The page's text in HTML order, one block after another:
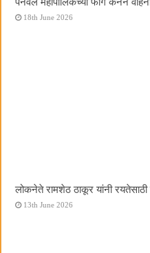
18th June 2026
लोकनेते रामशेठ ठाकूर यांनी
13th June 2026